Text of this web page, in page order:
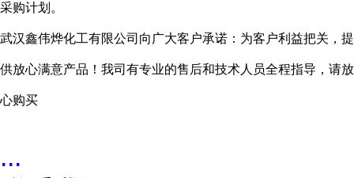
采购计划。
武汉鑫伟烨化工有限公司向广大客户承诺：为客户利益把关，提
供放心满意产品！我司有专业的售后和技术人员全程指导，请放
心购买
...